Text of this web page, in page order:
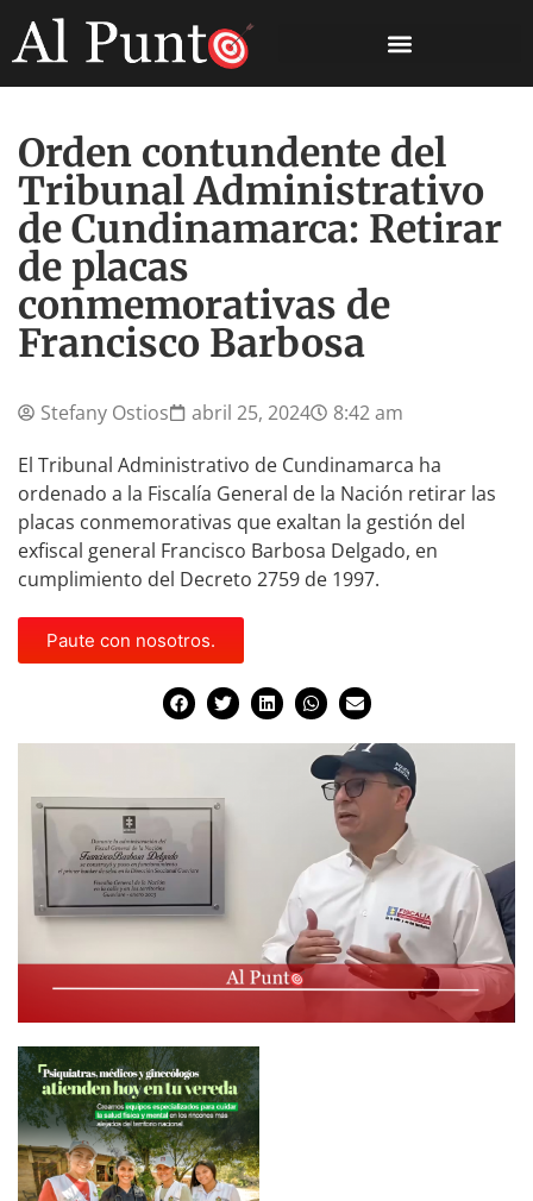
Orden contundente del
Tribunal Administrativo
de Cundinamarca: Retirar
de placas
conmemorativas de
Francisco Barbosa
Stefany Ostios abril 25, 2024
8:42 am
El Tribunal Administrativo de Cundinamarca ha
ordenado a la Fiscalía General de la Nación retirar las
placas conmemorativas que exaltan la gestión del
exfiscal general Francisco Barbosa Delgado, en
cumplimiento del Decreto 2759 de 1997.
Paute con nosotros.